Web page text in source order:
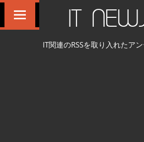
IT
IT関連のRSSを取り入れたア